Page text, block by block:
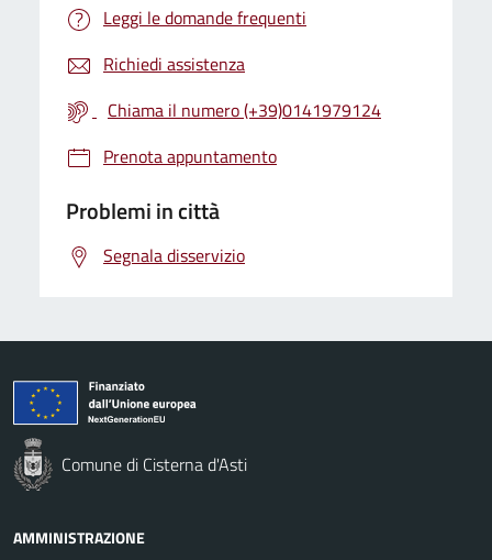
Leggi le domande frequenti
Richiedi assistenza
Chiama il numero (+39)0141979124
Prenota appuntamento
Problemi in città
Segnala disservizio
Comune di Cisterna d'Asti
AMMINISTRAZIONE